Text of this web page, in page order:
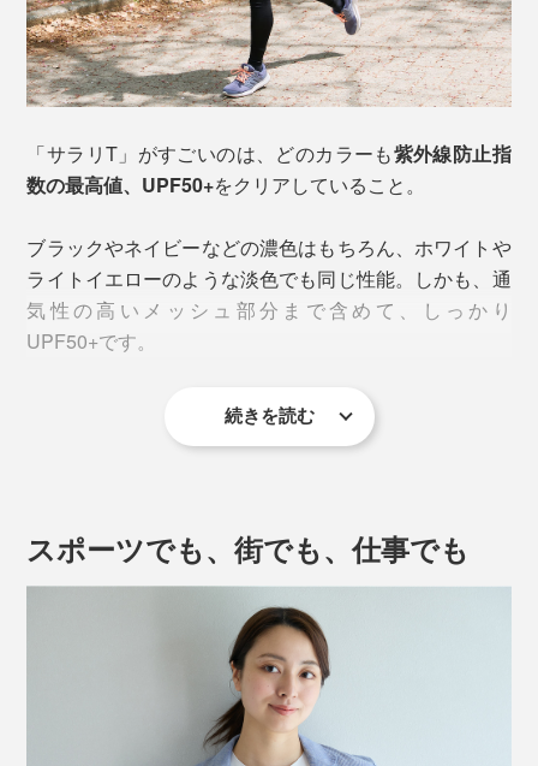
この着心地をつくっているのが、高機能ナイロン糸とド
イツ製の編み機。
やわらかなナイロン糸を空気の通り道を作るように編み
立てることで、吸水速乾性をアップ。脇や裾、袖口、首
周りにも縫い目がなく、肌に当たってチクチクすること
がありません。
「サラリT」がすごいのは、どのカラーも紫外線防止指
数の最高値、UPF50+をクリアしていること。
ブラックやネイビーなどの濃色はもちろん、ホワイトや
ライトイエローのような淡色でも同じ性能。しかも、通
気性の高いメッシュ部分まで含めて、しっかり
UPF50+です。
アームカバーを合わせれば、上半身はほぼフルガード。
続きを読む
スポーツでも、街でも、仕事でも